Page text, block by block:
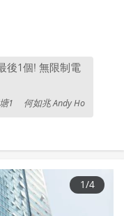
後1個! 無限制電
1 何如兆 Andy Ho
1/4